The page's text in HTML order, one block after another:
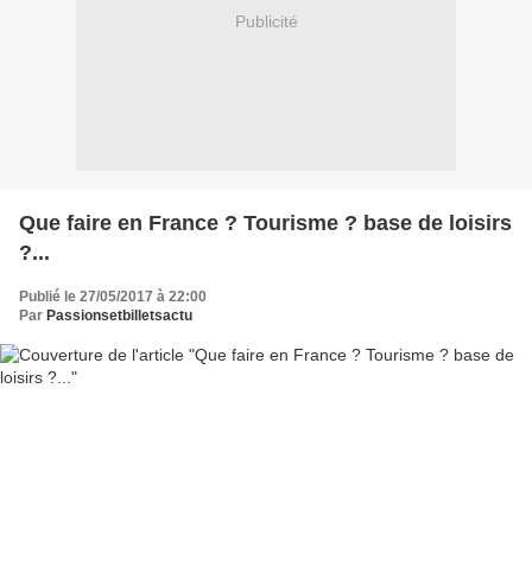
Publicité
Que faire en France ? Tourisme ? base de loisirs
?...
Publié le 27/05/2017 à 22:00
Par Passionsetbilletsactu